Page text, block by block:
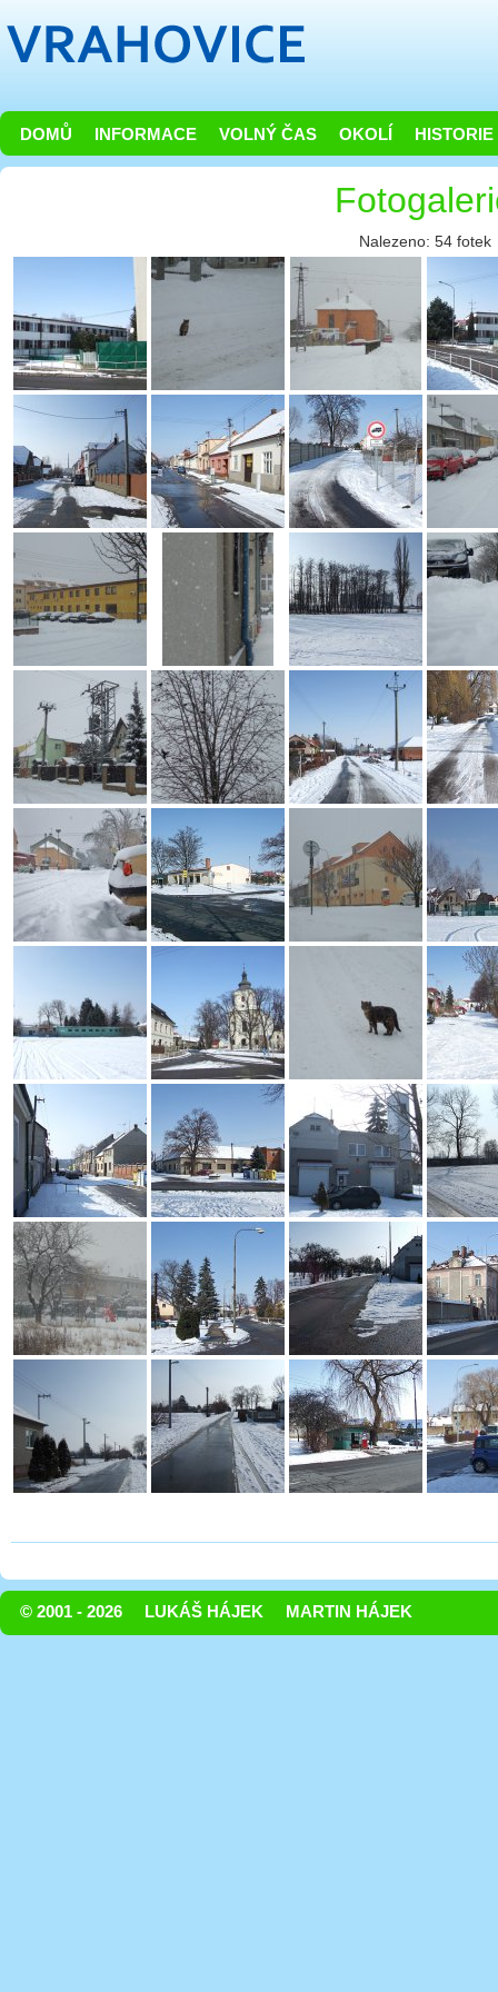
DOMŮ INFORMACE VOLNÝ ČAS OKOLÍ HISTORIE
Nalezeno: 54 fotek
© 2001 - 2026 LUKÁŠ HÁJEK MARTIN HÁJEK